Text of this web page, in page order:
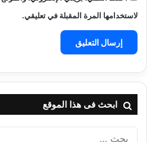
لاستخدامها المرة المقبلة في تعليقي.
ابحث فى هذا الموقع